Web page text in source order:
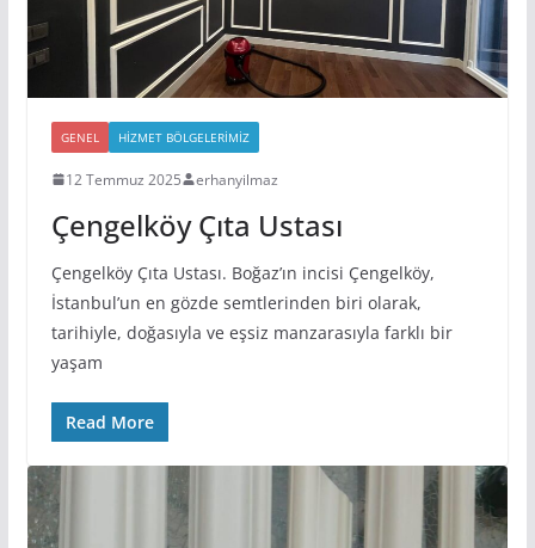
GENEL HIZMET BÖLGELERIMIZ
12 Temmuz 2025 erhanyilmaz
Çengelköy Çıta Ustası
Çengelköy Çıta Ustası. Boğaz’ın incisi Çengelköy,
İstanbul’un en gözde semtlerinden biri olarak,
tarihiyle, doğasıyla ve eşsiz manzarasıyla farklı bir
yaşam
Read More